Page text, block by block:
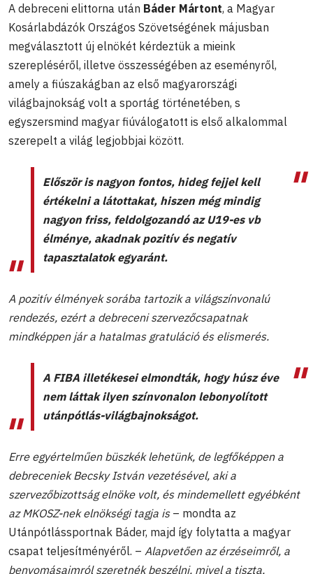
A debreceni elittorna után Báder Mártont, a Magyar
Kosárlabdázók Országos Szövetségének májusban
megválasztott új elnökét kérdeztük a mieink
szerepléséről, illetve összességében az eseményről,
amely a fiúszakágban az első magyarországi
világbajnokság volt a sportág történetében, s
egyszersmind magyar fiúválogatott is első alkalommal
szerepelt a világ legjobbjai között.
Először is nagyon fontos, hideg fejjel kell
értékelni a látottakat, hiszen még mindig
nagyon friss, feldolgozandó az U19-es vb
élménye, akadnak pozitív és negatív
tapasztalatok egyaránt.
A pozitív élmények sorába tartozik a világszínvonalú
rendezés, ezért a debreceni szervezőcsapatnak
mindképpen jár a hatalmas gratuláció és elismerés.
A FIBA illetékesei elmondták, hogy húsz éve
nem láttak ilyen színvonalon lebonyolított
utánpótlás-világbajnokságot.
Erre egyértelműen büszkék lehetünk, de legfőképpen a
debreceniek Becsky István vezetésével, aki a
szervezőbizottság elnöke volt, és mindemellett egyébként
az MKOSZ-nek elnökségi tagja is – mondta az
Utánpótlássportnak Báder, majd így folytatta a magyar
csapat teljesítményéről. – Alapvetően az érzéseimről, a
benyomásaimról szeretnék beszélni, mivel a tiszta,